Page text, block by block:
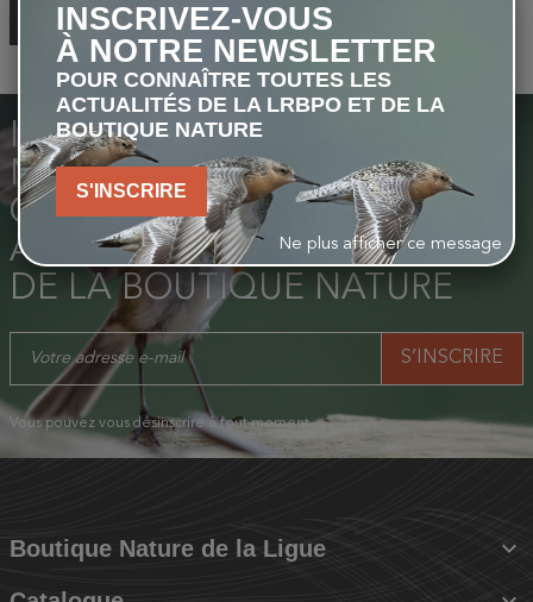
RETOUR EN HAUT
INSCRIVEZ-VOUS À NOTRE
NEWSLETTER POUR
CONNAÎTRE TOUTES LES
ACTUALITÉS DE LA LIGUE ET
DE LA BOUTIQUE NATURE
Vous pouvez vous désinscrire à tout moment.
Boutique Nature de la Ligue 
INSCRIVEZ-VOUS
À NOTRE NEWSLETTER
POUR CONNAÎTRE TOUTES LES
ACTUALITÉS DE LA LRBPO ET DE LA
BOUTIQUE NATURE
S'INSCRIRE
Ne plus afficher ce message